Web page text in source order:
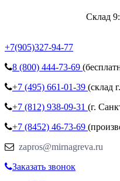
Склад
+7(905)327-94-77
8 (800) 444-73-69
+7 (495) 661-01-39 (склад
+7 (812) 938-09-31 (г.
+7 (8452) 46-73-69
zapros@mirnagreva.ru
Заказать звонок